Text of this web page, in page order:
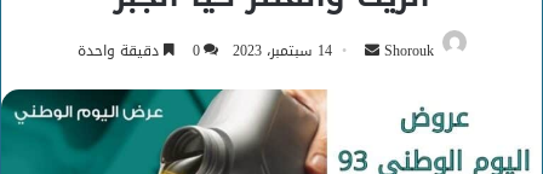
Shorouk
أرسل
إلكترونيا
14 سبتمبر، 2023 0 دقيقة واحدة